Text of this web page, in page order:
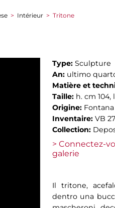
> Intérieur > Tritone
Type: Sculpture
An: ultimo
Matière et
Taille: h. cm 104,
Origine:
Inventaire: VB
Collection:
> Connectez-
galerie
Il tritone,
dentro una